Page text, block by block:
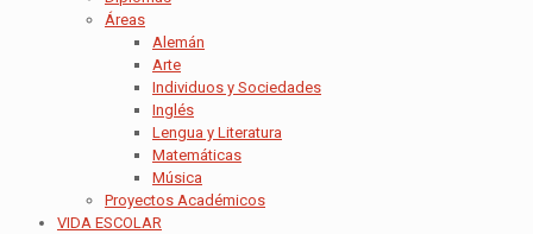
Áreas
Alemán
Arte
Individuos y Sociedades
Inglés
Lengua y Literatura
Matemáticas
Música
Proyectos Académicos
VIDA ESCOLAR